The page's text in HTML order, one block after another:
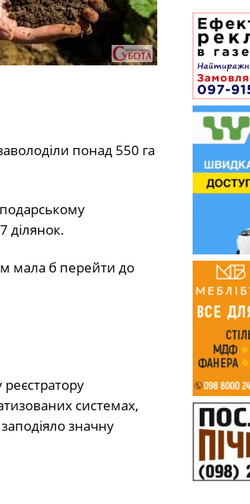
понад 550 га
ділянок.
мала б перейти до
системах,
значну